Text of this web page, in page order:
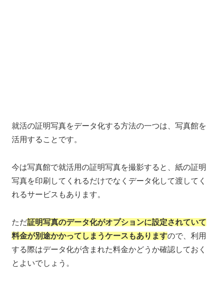
就活の証明写真をデータ化する方法の一つは、写真館を
活用することです。
今は写真館で就活用の証明写真を撮影すると、紙の証明
写真を印刷してくれるだけでなくデータ化して渡してく
れるサービスもあります。
ただ証明写真のデータ化がオプションに設定されていて
料金が別途かかってしまうケースもありますので、利用
する際はデータ化が含まれた料金かどうか確認しておく
とよいでしょう。